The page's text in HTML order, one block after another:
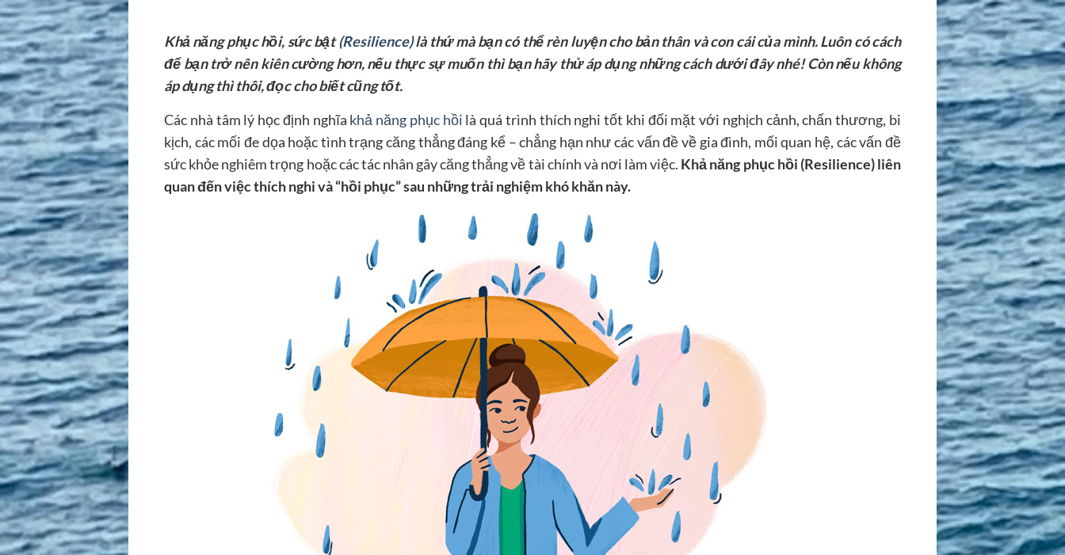
Khả năng phục hồi, sức bật(Resilience)là thứ mà bạn có thể rèn luyện cho bản thân và con cái của mình. Luôn có cách
để bạn trở nên kiên cường hơn, nếu thực sự muốn thì bạn hãy thử áp dụng những cách dưới đây nhé! Còn nếu không
áp dụng thì thôi, đọc cho biết cũng tốt.
Các nhà tâm lý học định nghĩa khả năng phục hồi là quá trình thích nghi tốt khi đối mặt với nghịch cảnh, chấn thương, bi
kịch, các mối đe dọa hoặc tình trạng căng thẳng đáng kể – chẳng hạn như các vấn đề về gia đình, mối quan hệ, các vấn đề
sức khỏe nghiêm trọng hoặc các tác nhân gây căng thẳng về tài chính và nơi làm việc. Khả năng phục hồi (Resilience) liên
quan đến việc thích nghi và “hồi phục” sau những trải nghiệm khó khăn này.